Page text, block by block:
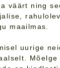
väärt ning
maailmas.
uurige